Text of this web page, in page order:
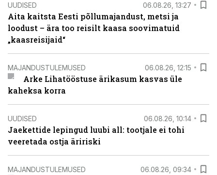
UUDISED 06.08.26, 13:27
Aita kaitsta Eesti põllumajandust, metsi ja
loodust – ära too reisilt kaasa soovimatuid
„kaasreisijaid“
MAJANDUSTULEMUSED 06.08.26, 12:15
Arke Lihatööstuse ärikasum kasvas üle
kaheksa korra
UUDISED 06.08.26, 10:14
Jaekettide lepingud luubi all: tootjale ei tohi
veeretada ostja äririski
MAJANDUSTULEMUSED 06.08.26, 09:34